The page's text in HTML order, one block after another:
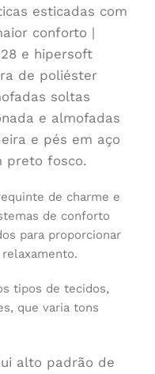
esticadas com
conforto |
e hipersoft
de poliéster
soltas
e almofadas
e pés em aço
preto fosco.
de charme e
de conforto
para proporcionar
tipos de tecidos,
que varia tons
alto padrão de